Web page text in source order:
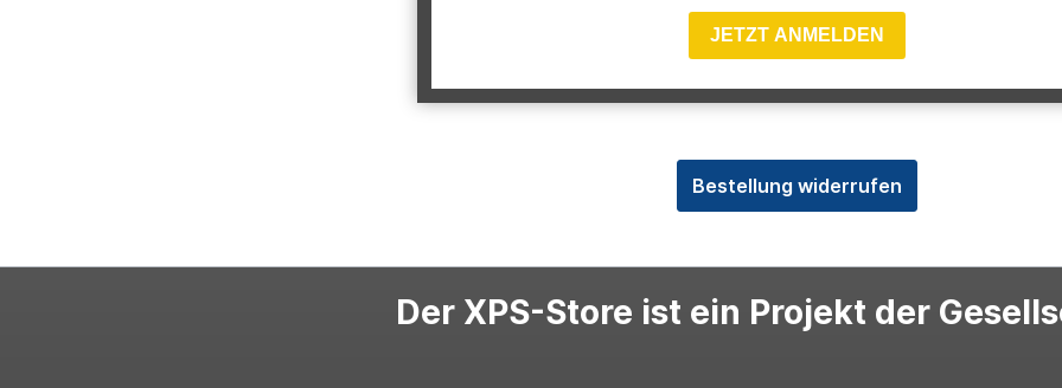
JETZT ANMELDEN
Bestellung widerrufen
Der XPS-Store ist ein Projekt der